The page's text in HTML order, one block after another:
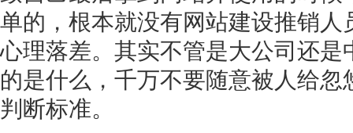
单的，根本就没有网站建设推销
心理落差。其实不管是大公司还
的是什么，千万不要随意被人给
判断标准。